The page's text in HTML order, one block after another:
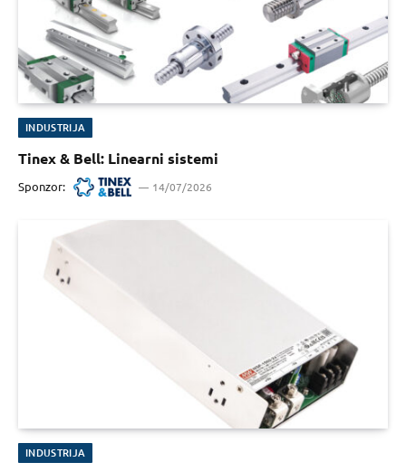
INDUSTRIJA
Tinex & Bell: Linearni sistemi
Sponzor: 14/07/2026
INDUSTRIJA